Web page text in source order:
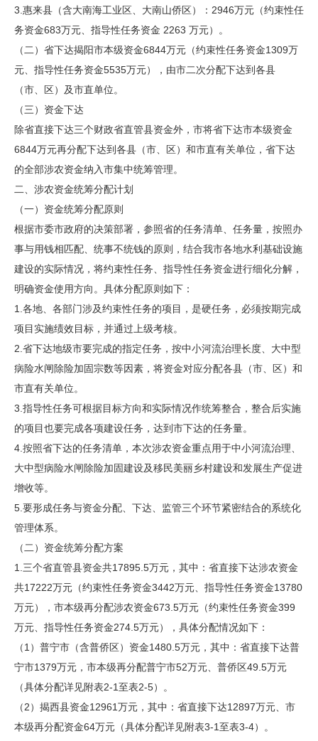
3.惠来县（含大南海工业区、大南山侨区）：2946万元（约束性任
务资金683万元、指导性任务资金 2263 万元）。
（二）省下达揭阳市本级资金6844万元（约束性任务资金1309万
元、指导性任务资金5535万元），由市二次分配下达到各县
（市、区）及市直单位。
（三）资金下达
除省直接下达三个财政省直管县资金外，市将省下达市本级资金
6844万元再分配下达到各县（市、区）和市直有关单位，省下达
的全部涉农资金纳入市集中统筹管理。
二、涉农资金统筹分配计划
（一）资金统筹分配原则
根据市委市政府的决策部署，参照省的任务清单、任务量，按照办
事与用钱相匹配、统事不统钱的原则，结合我市各地水利基础设施
建设的实际情况，将约束性任务、指导性任务资金进行细化分解，
明确资金使用方向。具体分配原则如下：
1.各地、各部门涉及约束性任务的项目，是硬任务，必须按期完成
项目实施绩效目标，并通过上级考核。
2.省下达地级市要完成的指定任务，按中小河流治理长度、大中型
病险水闸除险加固宗数等因素，将资金对应分配各县（市、区）和
市直有关单位。
3.指导性任务可根据目标方向和实际情况作统筹整合，整合后实施
的项目也要完成各项建设任务，达到市下达的任务量。
4.按照省下达的任务清单，本次涉农资金重点用于中小河流治理、
大中型病险水闸除险加固建设及移民美丽乡村建设和发展生产促进
增收等。
5.要形成任务与资金分配、下达、监管三个环节紧密结合的系统化
管理体系。
（二）资金统筹分配方案
1.三个省直管县资金共17895.5万元，其中：省直接下达涉农资金
共17222万元（约束性任务资金3442万元、指导性任务资金13780
万元），市本级再分配涉农资金673.5万元（约束性任务资金399
万元、指导性任务资金274.5万元），具体分配情况如下：
（1）普宁市（含普侨区）资金1480.5万元，其中：省直接下达普
宁市1379万元，市本级再分配普宁市52万元、普侨区49.5万元
（具体分配详见附表2-1至表2-5）。
（2）揭西县资金12961万元，其中：省直接下达12897万元、市
本级再分配资金64万元（具体分配详见附表3-1至表3-4）。